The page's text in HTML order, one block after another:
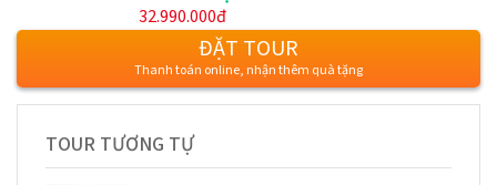
(VIETJET AIR): TOKYO – NÚI PHÚ SĨ –
NAGOYA – KYOTO – OSAKA
32.990.000đ
ĐẶT TOUR
Thanh toán online, nhận thêm quà tặng
TOUR TƯƠNG TỰ